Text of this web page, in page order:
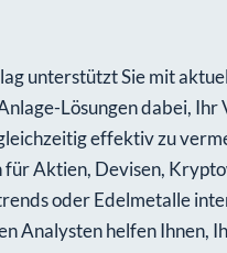
unterstützt Sie mit
Lösungen dabei, Ihr
effektiv zu
für Aktien, Devisen,
oder Edelmetalle
Analysten helfen Ihnen,